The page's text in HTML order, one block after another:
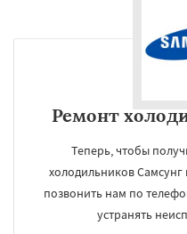
Ремонт
Теперь, чтобы
холодильников Самсунг
позвонить нам по
устранять